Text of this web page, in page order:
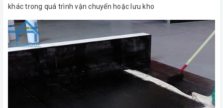
khác trong quá trình vận chuyển hoặc lưu kho